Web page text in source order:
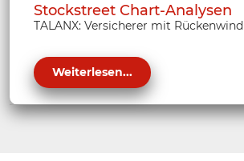
Stockstreet Chart-Analysen
TALANX: Versicherer mit Rückenwind
Weiterlesen...